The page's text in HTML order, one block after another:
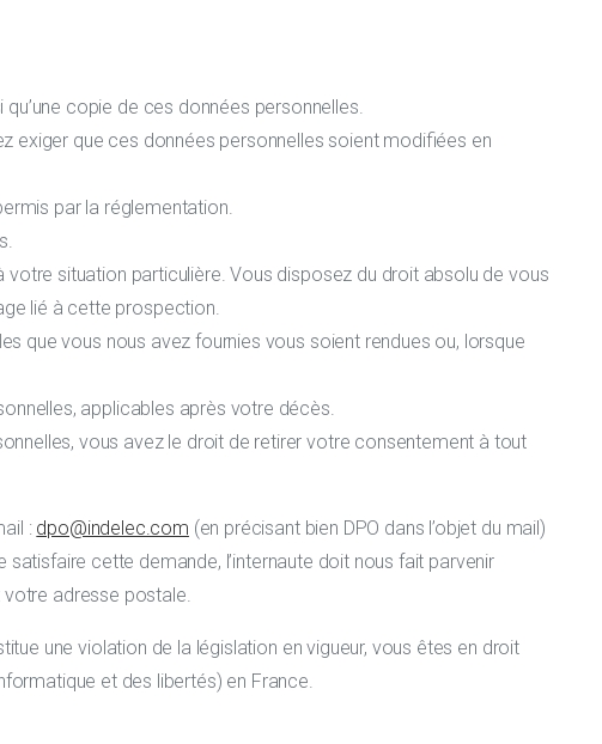
copie de ces données personnelles.
exiger que ces données personnelles soient modifiées en
par la réglementation.
situation particulière. Vous disposez du droit absolu de vous
lié à cette prospection.
que vous nous avez fournies vous soient rendues ou, lorsque
applicables après votre décès.
vous avez le droit de retirer votre consentement à tout
: dpo@indelec.com (en précisant bien DPO dans l’objet du mail)
satisfaire cette demande, l’internaute doit nous fait parvenir
adresse postale.
une violation de la législation en vigueur, vous êtes en droit
et des libertés) en France.